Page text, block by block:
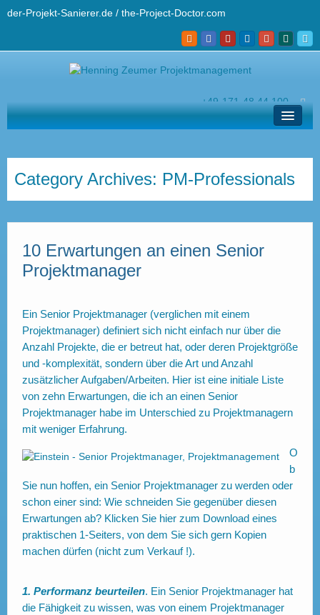
der-Projekt-Sanierer.de / the-Project-Doctor.com
+49-171-48 44 100
hz@der-projekt-sanierer.de
Ihr Projekt-Sanierer
Profi-Wissen
English
Category Archives: PM-Professionals
10 Erwartungen an einen Senior
Projektmanager
Ein Senior Projektmanager (verglichen mit einem
Projektmanager) definiert sich nicht einfach nur über die
Anzahl Projekte, die er betreut hat, oder deren Projektgröße
und -komplexität, sondern über die Art und Anzahl
zusätzlicher Aufgaben/Arbeiten. Hier ist eine initiale Liste
von zehn Erwartungen, die ich an einen Senior
Projektmanager habe im Unterschied zu Projektmanagern
mit weniger Erfahrung.
O
b
Sie nun hoffen, ein Senior Projektmanager zu werden oder
schon einer sind: Wie schneiden Sie gegenüber diesen
Erwartungen ab? Klicken Sie hier zum Download eines
praktischen 1-Seiters, von dem Sie sich gern Kopien
machen dürfen (nicht zum Verkauf !).
1. Performanz beurteilen. Ein Senior Projektmanager hat
die Fähigkeit zu wissen, was von einem Projektmanager